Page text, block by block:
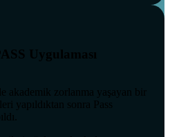
Uygulaması
akademik zorlanma yaşayan bir
yapıldıktan sonra Pass